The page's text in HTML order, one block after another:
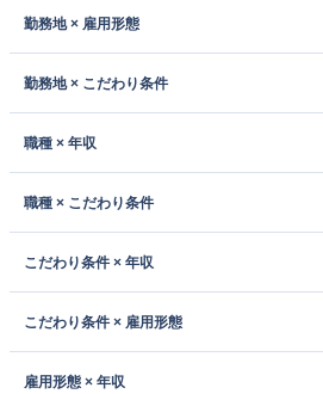
勤務地 × 雇用形態
勤務地 × こだわり条件
職種 × 年収
職種 × こだわり条件
こだわり条件 × 年収
こだわり条件 × 雇用形態
雇用形態 × 年収